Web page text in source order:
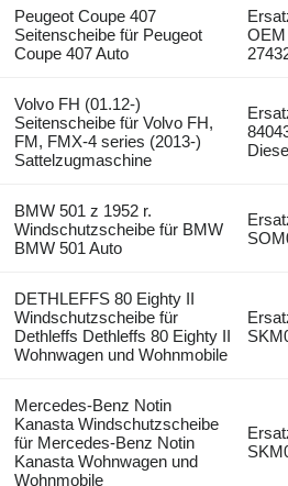
Peugeot Coupe 407
Seitenscheibe für Peugeot
Coupe 407 Auto
Volvo FH (01.12-)
Seitenscheibe für Volvo FH,
FM, FMX-4 series (2013-)
Sattelzugmaschine
Diesel
BMW 501 z 1952 r.
Windschutzscheibe für BMW
BMW 501 Auto
DETHLEFFS 80 Eighty II
Windschutzscheibe für
Dethleffs Dethleffs 80 Eighty II
Wohnwagen und Wohnmobile
Mercedes-Benz Notin
Kanasta Windschutzscheibe
für Mercedes-Benz Notin
Kanasta Wohnwagen und
Wohnmobile